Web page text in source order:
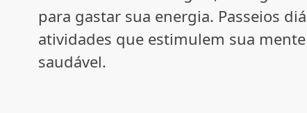
para gastar sua energia. Passeios
atividades que estimulem sua
saudável.